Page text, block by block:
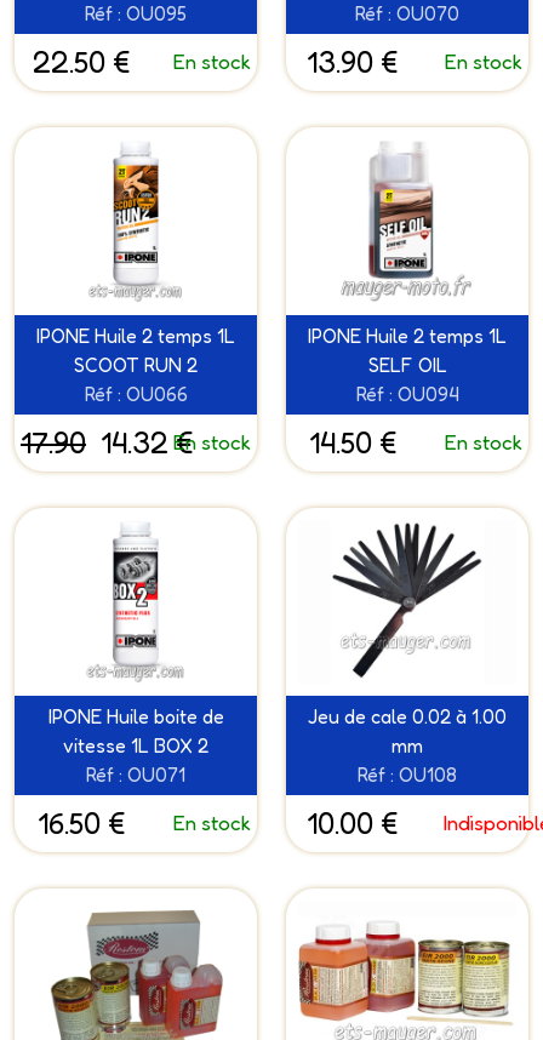
Réf : OU095
22.50 € En stock
Réf : OU070
13.90 € En stock
IPONE Huile 2 temps 1L
SCOOT RUN 2
Réf : OU066
17.90 14.32 €En stock
IPONE Huile 2 temps 1L
SELF OIL
Réf : OU094
14.50 € En stock
IPONE Huile boite de
vitesse 1L BOX 2
Réf : OU071
16.50 € En stock
Jeu de cale 0.02 à 1.00
mm
Réf : OU108
10.00 €